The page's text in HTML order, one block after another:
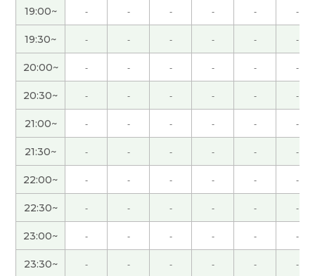
この度はありがとうございました。事前にアンケー
トを送ってくださりその内容に基づいてコーチング
を受けることができます。目的に対して、どんな対
策をどのくらいのペースでやれば良いか？や現状の
課題は何か？が明確になるので、目標実現の大きな
味方になるコーチングだと感じました。「なりた
い姿はあるけど、どうしたら実現できるのか？」お
悩みの方に特におすすめだと思います！生徒さん
の自主性を尊重しながら、実現のための提案をし
てくださる先生です。( 女性 )
この度は親身になってご相談に応じていただきあり
がとうございました！的確なアドバイスと今後すべ
きことが明確になりました。コツコツ実践しレベ
ルUPを図ります。今後ともよろしくお願いしま
す。( 女性 )
19:00~ - - - - - -
19:30~ - - - - - -
20:00~ - - - - - -
20:30~ - - - - - -
21:00~ - - - - - -
21:30~ - - - - - -
22:00~ - - - - - -
22:30~ - - - - - -
23:00~ - - - - - -
23:30~ - - - - - -